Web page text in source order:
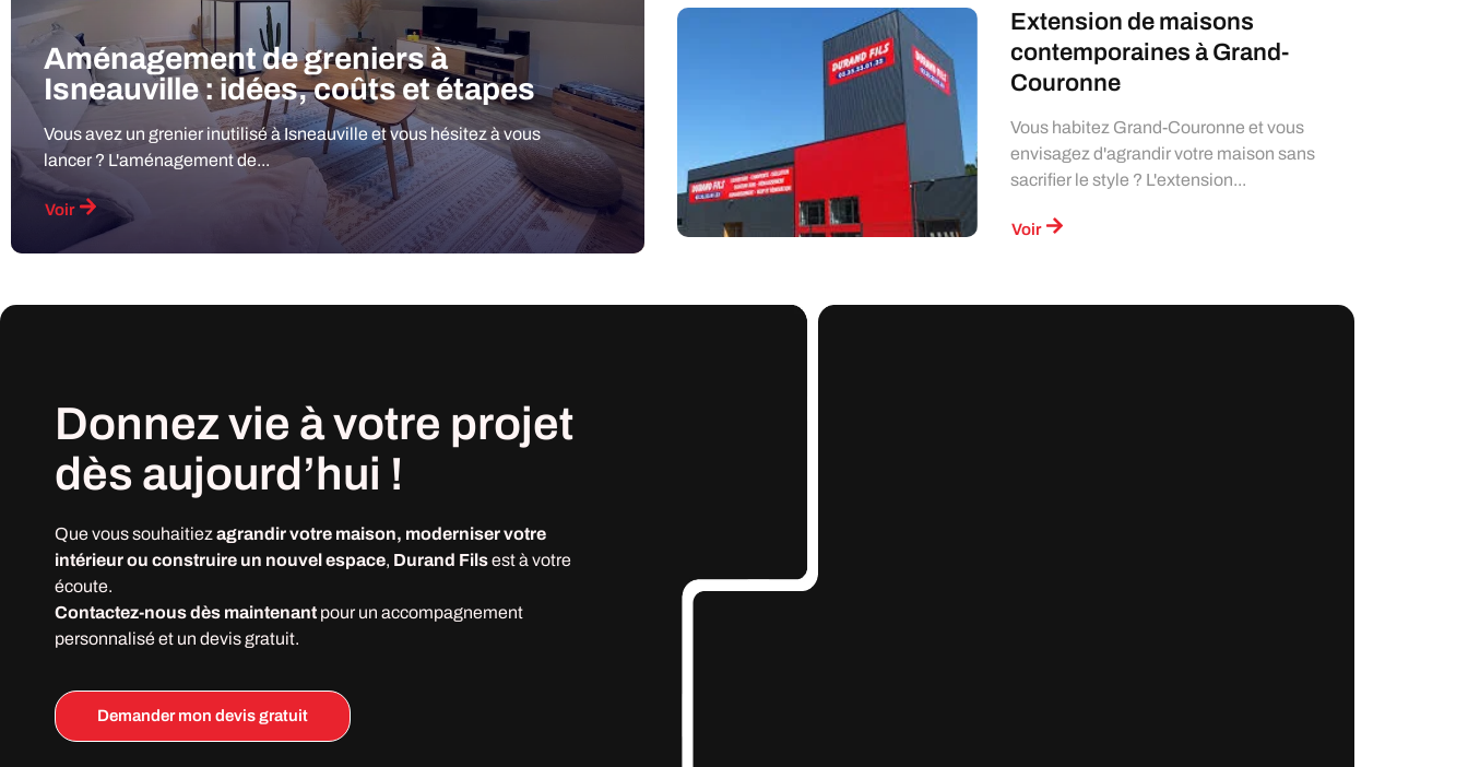
Aménagement de greniers à
Isneauville : idées, coûts et étapes
Vous avez un grenier inutilisé à Isneauville et vous hésitez à vous
lancer ? L'aménagement de...
Voir
Extension de maisons
contemporaines à Grand-
Couronne
Vous habitez Grand-Couronne et vous
envisagez d'agrandir votre maison sans
sacrifier le style ? L'extension...
Voir
Donnez vie à votre projet
dès aujourd’hui !
Que vous souhaitiez agrandir votre maison, moderniser votre
intérieur ou construire un nouvel espace, Durand Filsest à votre
écoute.
Contactez-nous dès maintenant pour un accompagnement
personnalisé et un devis gratuit.
Demander mon devis gratuit